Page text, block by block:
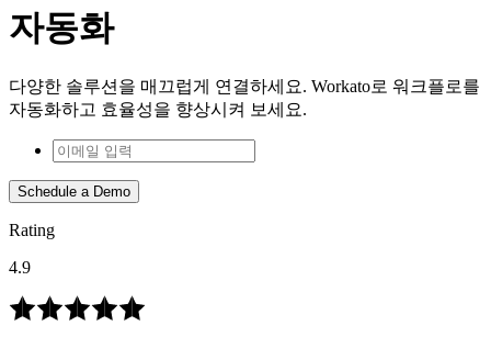
자동화
다양한 솔루션을 매끄럽게 연결하세요. Workato로 워크플로를
자동화하고 효율성을 향상시켜 보세요.
Schedule a Demo
Rating
4.9